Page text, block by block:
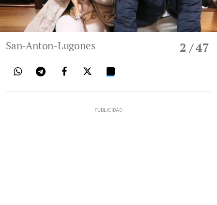
2 / 47
San-Anton-Lugones